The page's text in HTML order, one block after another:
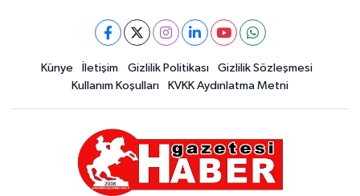
Künye İletişim Gizlilik Politikası
Gizlilik Sözleşmesi
Kullanım Koşulları
KVKK Aydınlatma Metni